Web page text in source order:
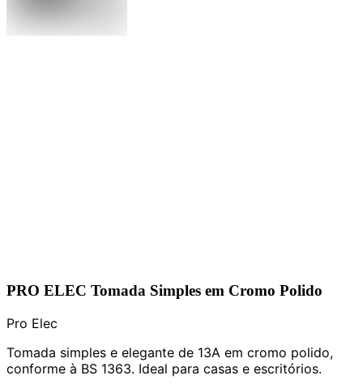
PRO ELEC Tomada Simples em Cromo Polido
Pro Elec
Tomada simples e elegante de 13A em cromo polido,
conforme à BS 1363. Ideal para casas e escritórios.